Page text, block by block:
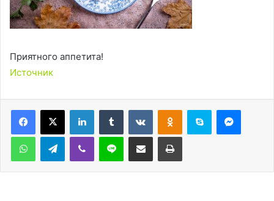
Приятного аппетита!
Источник
LinkedInTumblr ВконтактеОдноклассники
Skype
WhatsAppTelegramViber Line Поделиться через электронную почту Печатать